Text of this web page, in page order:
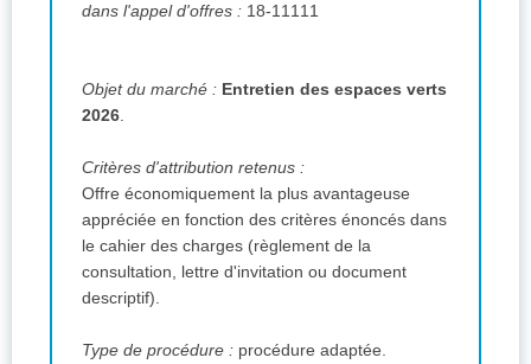
dans l'appel d'offres : 18-11111
Objet du marché : Entretien des espaces verts
2026.
Critères d'attribution retenus :
Offre économiquement la plus avantageuse
appréciée en fonction des critères énoncés dans
le cahier des charges (règlement de la
consultation, lettre d'invitation ou document
descriptif).
Type de procédure : procédure adaptée.